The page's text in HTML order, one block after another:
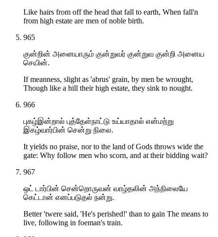
Like hairs from off the head that fall to earth, When fall'n
from high estate are men of noble birth.
965
குன்றின் அனையாரும் குன்றுவர் குன்றுவ குன்றி அனைய
செயின்.
If meanness, slight as 'abrus' grain, by men be wrought,
Though like a hill their high estate, they sink to nought.
966
புகழ்இன்றால் புத்தேள்நாட்டு உய்யாதால் என்மற்று
இகழ்வார்பின் சென்று நிலை.
It yields no praise, nor to the land of Gods throws wide the
gate: Why follow men who scorn, and at their bidding wait?
967
ஒட் டார்பின் சென்றொருவன் வாழ்தலின் அந்நிலையே
கெட்டான் எனப்படுதல் நன்று.
Better 'twere said, 'He's perished!' than to gain The means to
live, following in foeman's train.